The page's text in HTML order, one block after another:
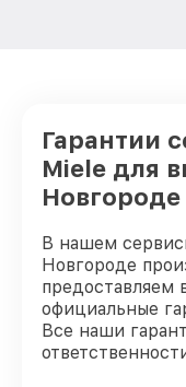
Гарантии
Miele для
Новгороде
В нашем
Новгороде
предоставляем
официальные
Все наши